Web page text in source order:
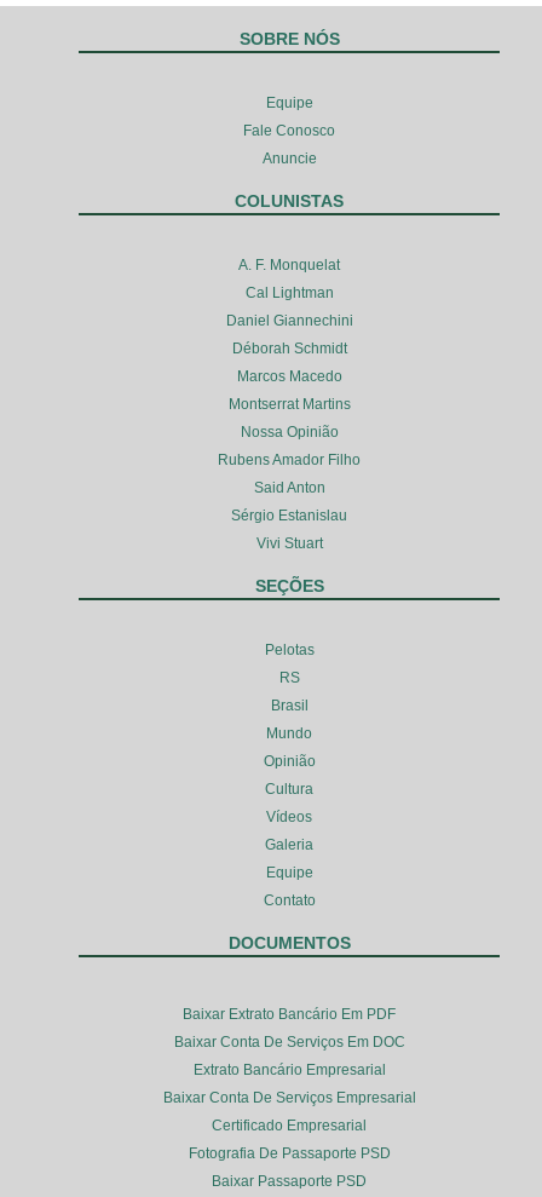
SOBRE NÓS
Equipe
Fale Conosco
Anuncie
COLUNISTAS
A. F. Monquelat
Cal Lightman
Daniel Giannechini
Déborah Schmidt
Marcos Macedo
Montserrat Martins
Nossa Opinião
Rubens Amador Filho
Said Anton
Sérgio Estanislau
Vivi Stuart
SEÇÕES
Pelotas
RS
Brasil
Mundo
Opinião
Cultura
Vídeos
Galeria
Equipe
Contato
DOCUMENTOS
Baixar Extrato Bancário Em PDF
Baixar Conta De Serviços Em DOC
Extrato Bancário Empresarial
Baixar Conta De Serviços Empresarial
Certificado Empresarial
Fotografia De Passaporte PSD
Baixar Passaporte PSD